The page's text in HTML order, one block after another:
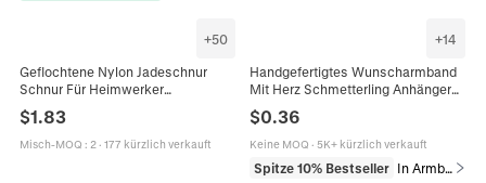
+50
Geflochtene Nylon Jadeschnur
Schnur Für Heimwerker
Schmuckherstellung Armband
Halskette Bastelbedarf
$1.83
Misch-MOQ : 2· 177 kürzlich verkauft
+14
Handgefertigtes Wunscharmband
Mit Herz Schmetterling Anhänger
Kupfer Verstellbare Gewachste
Kordel Geschenk Für Frauen
$0.36
Keine MOQ · 5K+ kürzlich verkauft
Spitze 10% Bestseller In Armbänder